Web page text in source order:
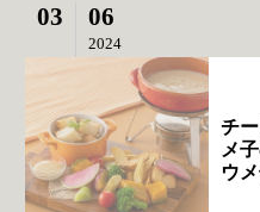
03 06
2024
チ
メ
ウ